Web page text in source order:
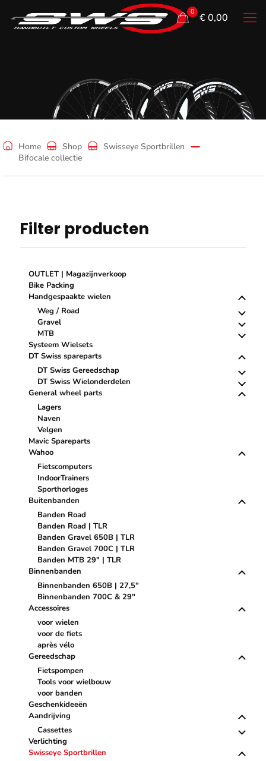
0 € 0,00
Bifocale collectie
Home Shop
Swisseye Sportbrillen
Bifocale collectie
Filter producten
OUTLET | Magazijnverkoop
Bike Packing
Handgespaakte wielen
Weg / Road
Gravel
MTB
Systeem Wielsets
DT Swiss spareparts
DT Swiss Gereedschap
DT Swiss Wielonderdelen
General wheel parts
Lagers
Naven
Velgen
Mavic Spareparts
Wahoo
Fietscomputers
IndoorTrainers
Sporthorloges
Buitenbanden
Banden Road
Banden Road | TLR
Banden Gravel 650B | TLR
Banden Gravel 700C | TLR
Banden MTB 29" | TLR
Binnenbanden
Binnenbanden 650B | 27,5"
Binnenbanden 700C & 29"
Accessoires
voor wielen
voor de fiets
après vélo
Gereedschap
Fietspompen
Tools voor wielbouw
voor banden
Geschenkideeën
Aandrijving
Cassettes
Verlichting
Swisseye Sportbrillen